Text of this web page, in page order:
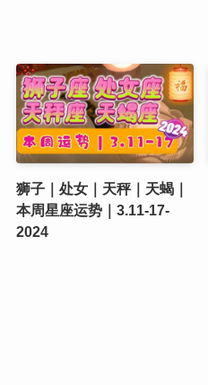
狮子｜处女｜天秤｜天蝎｜
本周星座运势｜3.11-17-
2024